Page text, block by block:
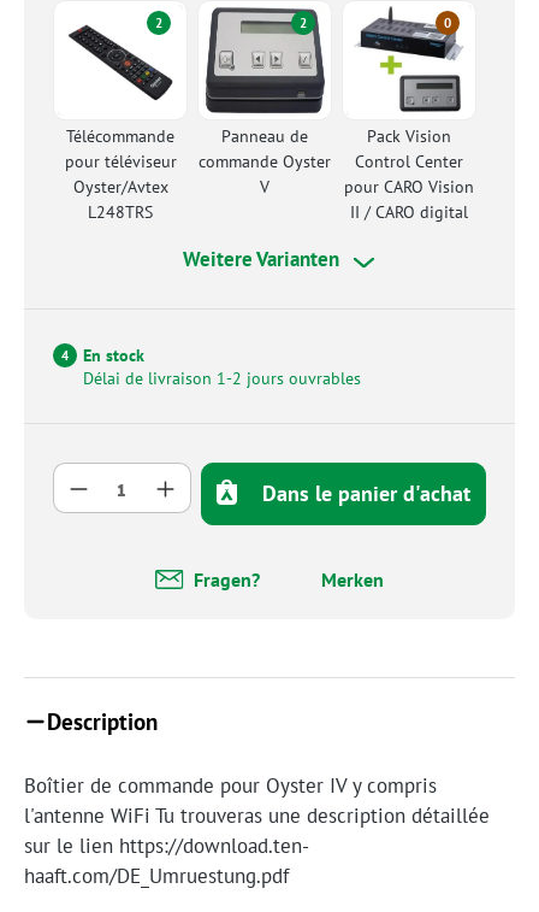
2
Télécommande
pour téléviseur
Oyster/Avtex
L248TRS
2
Panneau de
commande Oyster
V
0
Pack Vision
Control Center
pour CARO Vision
II / CARO digital
Weitere Varianten
4
En stock
Délai de livraison 1-2 jours ouvrables
Quantité de produit : Entrez la quantité
Dans le panier d'achat
Fragen? Merken
Description
Boîtier de commande pour Oyster IV y compris
l'antenne WiFi Tu trouveras une description détaillée
sur le lien https://download.ten-
haaft.com/DE_Umruestung.pdf